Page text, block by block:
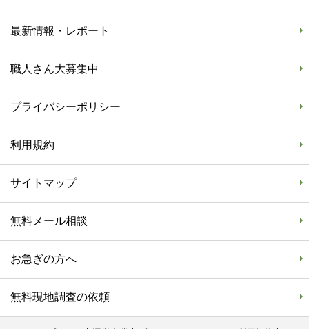
最新情報・レポート
職人さん大募集中
プライバシーポリシー
利用規約
サイトマップ
無料メール相談
お急ぎの方へ
無料現地調査の依頼